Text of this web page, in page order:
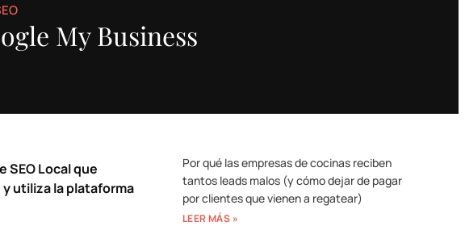
My Business
SEO Localque
utiliza la plataforma
Por qué las empresas de cocinas reciben
tantos leads malos (y cómo dejar de pagar
por clientes que vienen a regatear)
LEER MÁS »